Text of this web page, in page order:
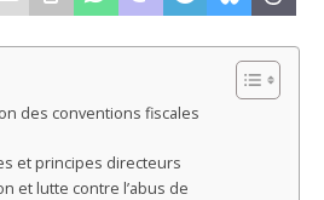
des conventions fiscales
et principes directeurs
et lutte contre l’abus de